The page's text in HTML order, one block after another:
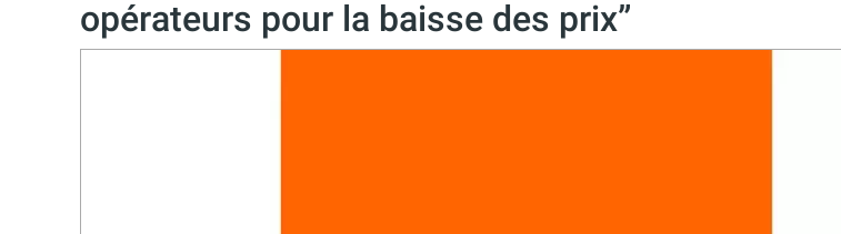
opérateurs pour la baisse des prix”